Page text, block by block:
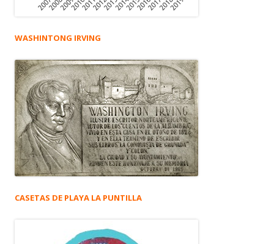
WASHINTONG IRVING
CASETAS DE PLAYA LA PUNTILLA